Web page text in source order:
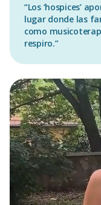
“Los ‘hospices’
lugar donde las
como
respiro.”